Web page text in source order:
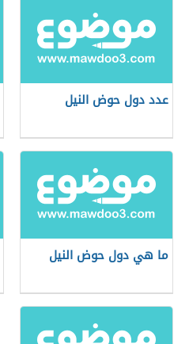
عدد دول حوض النيل
ما هي دول حوض النيل